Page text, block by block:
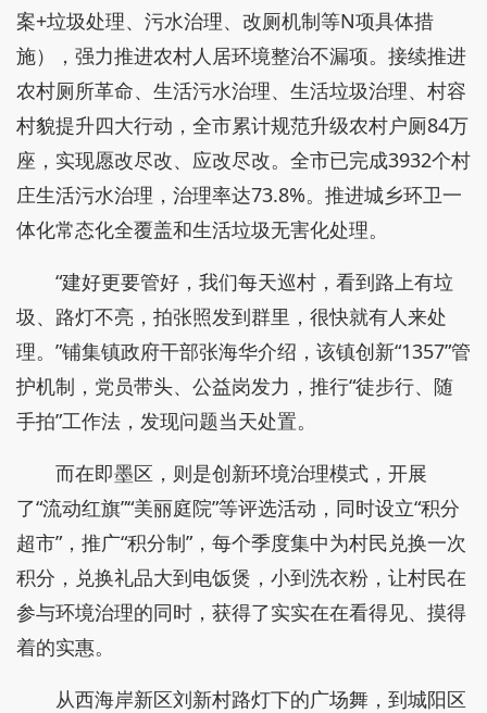
案+垃圾处理、污水治理、改厕机制等N项具体措
施），强力推进农村人居环境整治不漏项。接续推进
农村厕所革命、生活污水治理、生活垃圾治理、村容
村貌提升四大行动，全市累计规范升级农村户厕84万
座，实现愿改尽改、应改尽改。全市已完成3932个村
庄生活污水治理，治理率达73.8%。推进城乡环卫一
体化常态化全覆盖和生活垃圾无害化处理。
“建好更要管好，我们每天巡村，看到路上有垃
圾、路灯不亮，拍张照发到群里，很快就有人来处
理。”铺集镇政府干部张海华介绍，该镇创新“1357”管
护机制，党员带头、公益岗发力，推行“徒步行、随
手拍”工作法，发现问题当天处置。
而在即墨区，则是创新环境治理模式，开展
了“流动红旗”“美丽庭院”等评选活动，同时设立“积分
超市”，推广“积分制”，每个季度集中为村民兑换一次
积分，兑换礼品大到电饭煲，小到洗衣粉，让村民在
参与环境治理的同时，获得了实实在在看得见、摸得
着的实惠。
从西海岸新区刘新村路灯下的广场舞，到城阳区